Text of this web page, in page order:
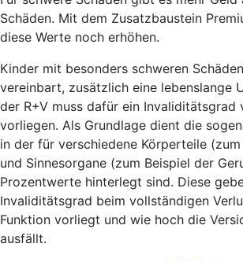
Schäden. Mit dem Zusatzbaustein
diese Werte noch erhöhen.
Kinder mit besonders schweren
vereinbart, zusätzlich eine lebenslange
der R+V muss dafür ein Invaliditätsgrad
vorliegen. Als Grundlage dient die
in der für verschiedene Körperteile (zum
und Sinnesorgane (zum Beispiel der
Prozentwerte hinterlegt sind. Diese
Invaliditätsgrad beim vollständigen
Funktion vorliegt und wie hoch die
ausfällt.